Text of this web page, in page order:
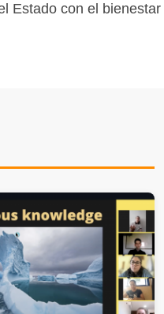
Estado con el bienestar